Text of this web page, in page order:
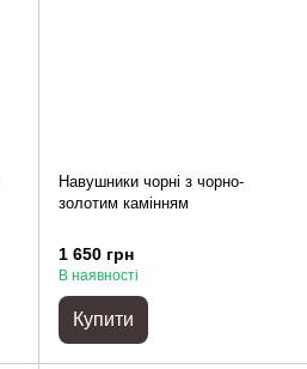
Навушники чорні з чорно-
золотим камінням
1 650 грн
В наявності
Купити